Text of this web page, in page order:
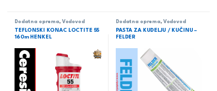
Dodatna oprema, Vodovod
TEFLONSKI KONAC LOCTITE 55
160m HENKEL
Dodatna oprema, Vodovod
PASTA ZA KUDELJU / KUČINU –
FELDER